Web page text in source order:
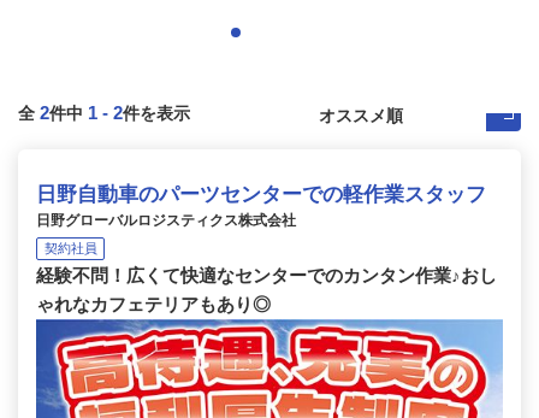
全 2件中 1 - 2件を表示
日野自動車のパーツセンターでの軽作業スタッフ
日野グローバルロジスティクス株式会社
契約社員
経験不問！広くて快適なセンターでのカンタン作業♪おし
ゃれなカフェテリアもあり◎